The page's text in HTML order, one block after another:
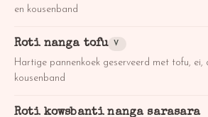
en kousenband
Roti nanga tofu V
Hartige pannenkoek geserveerd met tofu, ei,
kousenband
Roti kowsbanti nanga sarasara